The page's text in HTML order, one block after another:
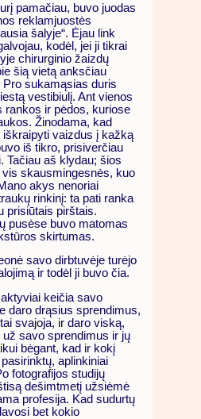
pamačiau, buvo juodas
reklamjuostės
šalyje“. Ėjau link
kodėl, jei ji tikrai
chirurginio žaizdų
šią vietą anksčiau
Pro sukamąsias duris
vestibiulį. Ant vienos
rankos ir pėdos, kuriose
Žinodama, kad
iškraipyti vaizdus į kažką
iš tikro, prisiverčiau
Tačiau aš klydau; šios
skausmingesnės, kuo
akys nenoriai
rinkinį: ta pati ranka
prisiūtais pirštais.
pusėse buvo matomas
skirtumas.
savo dirbtuvėje turėjo
ir todėl ji buvo čia.
keičia savo
daro drąsius sprendimus,
svajoja, ir daro viską,
už savo sprendimus ir jų
bėgant, kad ir kokį
aplinkiniai
fotografijos studijų
dešimtmetį užsiėmė
profesija. Kad sudurtų
bet kokio